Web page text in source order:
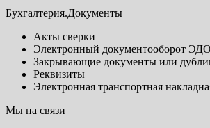
Бухгалтерия.Документы
Акты сверки
Электронный документооборот ЭДО
Закрывающие документы или
Реквизиты
Электронная транспортная
Мы на связи